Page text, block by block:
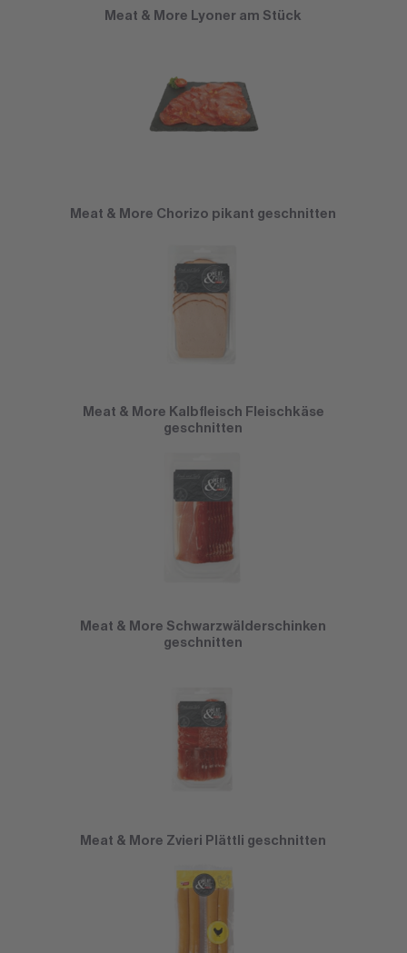
Meat & More Lyoner am Stück
Meat & More Chorizo pikant geschnitten
Meat & More Kalbfleisch Fleischkäse
geschnitten
Meat & More Schwarzwälderschinken
geschnitten
Meat & More Zvieri Plättli geschnitten